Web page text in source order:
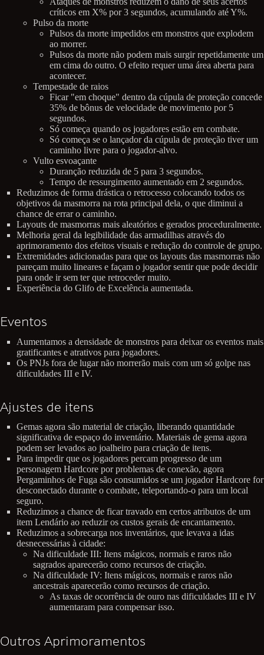
críticos em X% por 3 segundos, acumulando até Y%.
Pulso da morte
Pulsos da morte impedidos em monstros que explodem
ao morrer.
Pulsos da morte não podem mais surgir repetidamente um
em cima do outro. O efeito requer uma área aberta para
acontecer.
Tempestade de raios
Ficar "em choque" dentro da cúpula de proteção concede
35% de bônus de velocidade de movimento por 5
segundos.
Só começa quando os jogadores estão em combate.
Só começa se o lançador da cúpula de proteção tiver um
caminho livre para o jogador-alvo.
Vulto esvoaçante
Duranção reduzida de 5 para 3 segundos.
Tempo de ressurgimento aumentado em 2 segundos.
Reduzimos de forma drástica o retrocesso colocando todos os
objetivos da masmorra na rota principal dela, o que diminui a
chance de errar o caminho.
Layouts de masmorras mais aleatórios e gerados proceduralmente.
Melhoria geral da legibilidade das armadilhas através do
aprimoramento dos efeitos visuais e redução do controle de grupo.
Extremidades adicionadas para que os layouts das masmorras não
pareçam muito lineares e façam o jogador sentir que pode decidir
para onde ir sem ter que retroceder muito.
Experiência do Glifo de Excelência aumentada.
Eventos
Aumentamos a densidade de monstros para deixar os eventos mais
gratificantes e atrativos para jogadores.
Os PNJs fora de lugar não morrerão mais com um só golpe nas
dificuldades III e IV.
Ajustes de itens
Gemas agora são material de criação, liberando quantidade
significativa de espaço do inventário. Materiais de gema agora
podem ser levados ao joalheiro para criação de itens.
Para impedir que os jogadores percam progresso de um
personagem Hardcore por problemas de conexão, agora
Pergaminhos de Fuga são consumidos se um jogador Hardcore for
desconectado durante o combate, teleportando-o para um local
seguro.
Reduzimos a chance de ficar travado em certos atributos de um
item Lendário ao reduzir os custos gerais de encantamento.
Reduzimos a sobrecarga nos inventários, que levava a idas
desnecessárias à cidade:
Na dificuldade III: Itens mágicos, normais e raros não
sagrados aparecerão como recursos de criação.
Na dificuldade IV: Itens mágicos, normais e raros não
ancestrais aparecerão como recursos de criação.
As taxas de ocorrência de ouro nas dificuldades III e IV
aumentaram para compensar isso.
Outros Aprimoramentos